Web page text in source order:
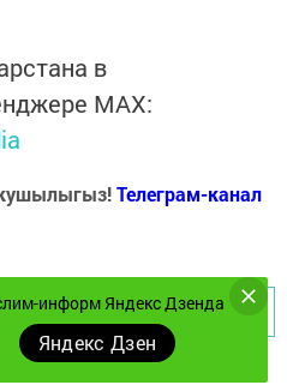
в
MАХ:
кушылыгыз!Телеграм-канал
новости
информ Яндекс Дзенда
Яндекс Дзен